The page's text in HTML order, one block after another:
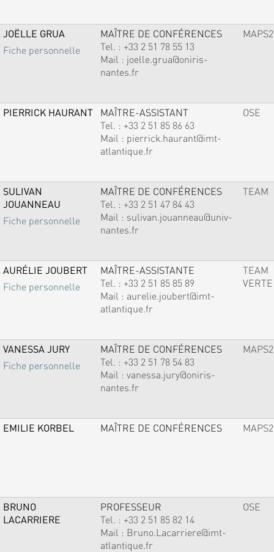
JOËLLE GRUA
Fiche personnelle
MAÎTRE DE CONFÉRENCES
Tel. : +33 2 51 78 55 13
Mail : joelle.grua@oniris-
nantes.fr
MAPS2
PIERRICK HAURANT
MAÎTRE-ASSISTANT
Tel. : +33 2 51 85 86 63
Mail : pierrick.haurant@imt-
atlantique.fr
OSE
SULIVAN
JOUANNEAU
Fiche personnelle
MAÎTRE DE CONFÉRENCES
Tel. : +33 2 51 47 84 43
Mail : sulivan.jouanneau@univ-
nantes.fr
TEAM
AURÉLIE JOUBERT
Fiche personnelle
MAÎTRE-ASSISTANTE
Tel. : +33 2 51 85 85 89
Mail : aurelie.joubert@imt-
atlantique.fr
TEAM
VERTE
VANESSA JURY
Fiche personnelle
MAÎTRE DE CONFÉRENCES
Tel. : +33 2 51 78 54 83
Mail : vanessa.jury@oniris-
nantes.fr
MAPS2
EMILIE KORBEL MAÎTRE DE CONFÉRENCES MAPS2
BRUNO
LACARRIERE
PROFESSEUR
Tel. : +33 2 51 85 82 14
Mail : Bruno.Lacarriere@imt-
atlantique.fr
OSE